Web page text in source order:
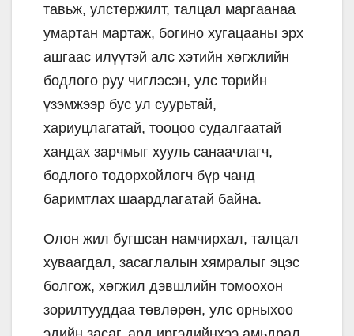
тавьж, улстөржилт, талцал маргаанаа
умартан мартаж, богино хугацааны эрх
ашгаас илүүтэй алс хэтийн хөгжлийн
бодлого руу чиглэсэн, улс төрийн
үзэмжээр бус ул суурьтай,
хариуцлагатай, тооцоо судалгаатай
хандах зарчмыг хууль санаачлагч,
бодлого тодорхойлогч бүр чанд
баримтлах шаардлагатай байна.
Олон жил бугшсан намчирхал, талцал
хуваагдал, засаглалын хямралыг эцэс
болгож, хөгжил дэвшлийн томоохон
зорилтууддаа төвлөрөн, улс орныхоо